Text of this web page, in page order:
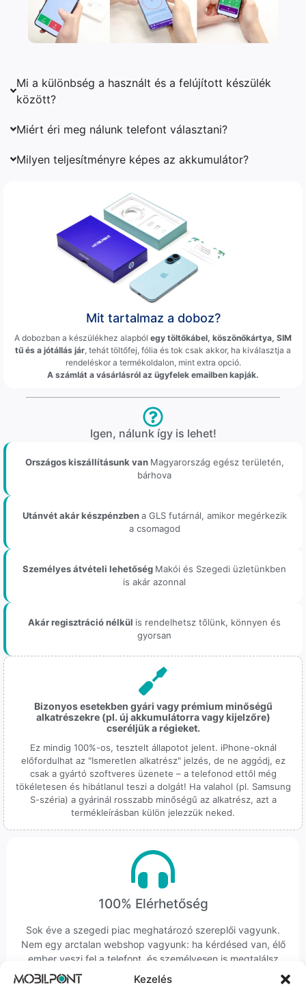
Kezelés
Mi a különbség a használt és a felújított készülék
között?
Miért éri meg nálunk telefont választani?
Milyen teljesítményre képes az akkumulátor?
Mit tartalmaz a doboz?
A dobozban a készülékhez alapból egy töltőkábel, köszönőkártya, SIM
tű és a jótállás jár , tehát töltőfej, fólia és tok csak akkor, ha kiválasztja a
rendeléskor a termékoldalon, mint extra opció.
A számlát a vásárlásról az ügyfelek emailben kapják.
Igen, nálunk így is lehet!
Országos kiszállításunk van Magyarország egész területén,
bárhova
Utánvét akár készpénzbena GLS futárnál, amikor megérkezik
a csomagod
Személyes átvételi lehetőség Makói és Szegedi üzletünkben
is akár azonnal
Akár regisztráció nélkül is rendelhetsz tőlünk, könnyen és
gyorsan
Bizonyos esetekben gyári vagy prémium minőségű
alkatrészekre (pl. új akkumulátorra vagy kijelzőre)
cseréljük a régieket.
Ez mindig 100%-os, tesztelt állapotot jelent. iPhone-oknál
előfordulhat az "Ismeretlen alkatrész" jelzés, de ne aggódj, ez
csak a gyártó szoftveres üzenete – a telefonod ettől még
tökéletesen és hibátlanul teszi a dolgát! Ha valahol (pl. Samsung
S-széria) a gyárinál rosszabb minőségű az alkatrész, azt a
termékleírásban külön jelezzük neked.
100% Elérhetőség
Sok éve a szegedi piac meghatározó szereplői vagyunk.
Nem egy arctalan webshop vagyunk: ha kérdésed van, élő
ember veszi fel a telefont, és személyesen is megtalálsz
minket Szegeden.